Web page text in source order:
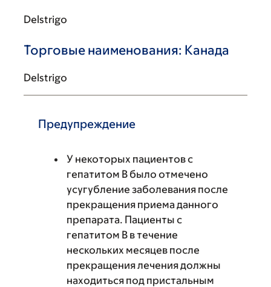
Delstrigo
Торговые наименования: Канада
Delstrigo
Предупреждение
У некоторых пациентов с
гепатитом B было отмечено
усугубление заболевания после
прекращения приема данного
препарата. Пациенты с
гепатитом B в течение
нескольких месяцев после
прекращения лечения должны
находиться под пристальным